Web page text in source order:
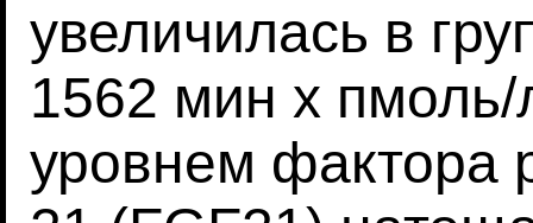
увеличилась в
1562 мин х пмоль/
уровнем фактора